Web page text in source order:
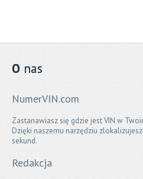
O nas
NumerVIN.com
Zastanawiasz się gdzie jest VIN w
Dzięki naszemu narzędziu
sekund.
Redakcja